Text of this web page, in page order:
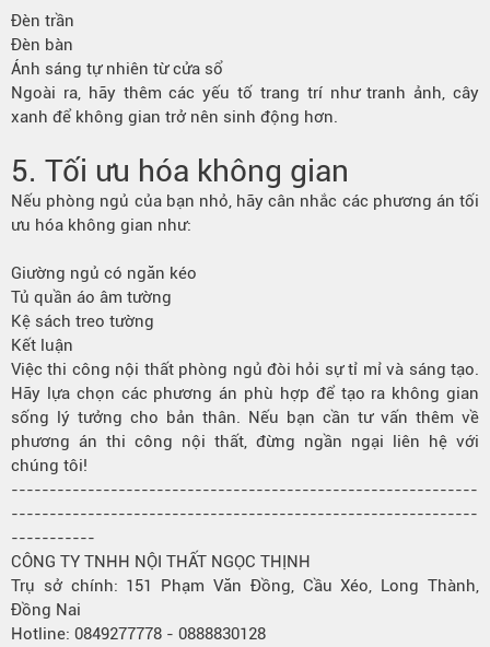
Đèn trần
Đèn bàn
Ánh sáng tự nhiên từ cửa sổ
Ngoài ra, hãy thêm các yếu tố trang trí như tranh ảnh, cây
xanh để không gian trở nên sinh động hơn.
5. Tối ưu hóa không gian
Nếu phòng ngủ của bạn nhỏ, hãy cân nhắc các phương án tối
ưu hóa không gian như:
Giường ngủ có ngăn kéo
Tủ quần áo âm tường
Kệ sách treo tường
Kết luận
Việc thi công nội thất phòng ngủ đòi hỏi sự tỉ mỉ và sáng tạo.
Hãy lựa chọn các phương án phù hợp để tạo ra không gian
sống lý tưởng cho bản thân. Nếu bạn cần tư vấn thêm về
phương án thi công nội thất, đừng ngần ngại liên hệ với
chúng tôi!
-------------------------------------------------------------
-------------------------------------------------------------
-----------
CÔNG TY TNHH NỘI THẤT NGỌC THỊNH
Trụ sở chính: 151 Phạm Văn Đồng, Cầu Xéo, Long Thành,
Đồng Nai
Hotline: 0849277778 - 0888830128